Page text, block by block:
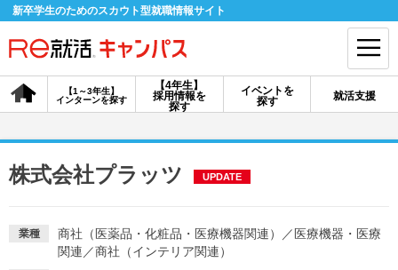
新卒学生のためのスカウト型就職情報サイト
【4年生】
採用情報を
探す
【1～3年生】
インターンを探す
イベントを
探す
就活支援
会員登録 ログイン
【4年生】
【4年生】
株式会社プラッツ UPDATE
業種 商社（医薬品・化粧品・医療機器関連） ／ 医療機器・医療
関連 ／商社（インテリア関連）